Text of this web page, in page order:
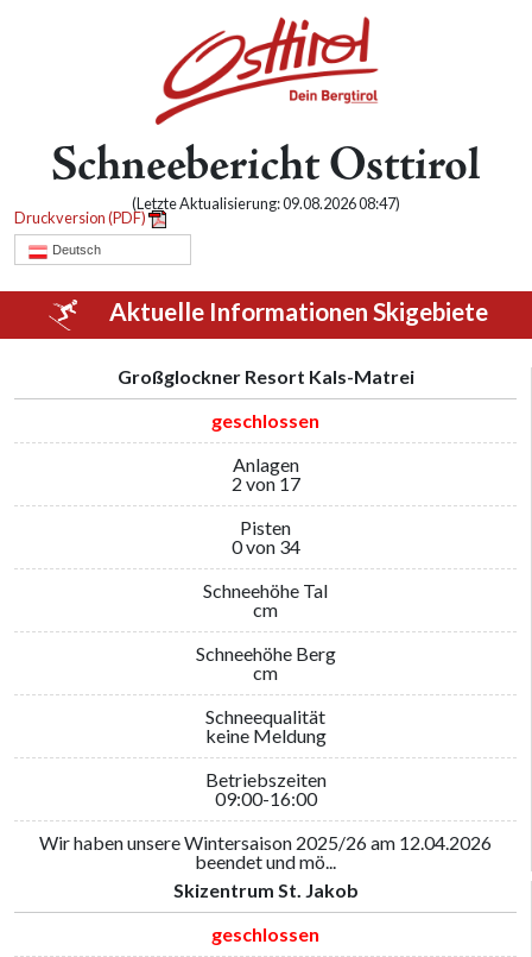
Schneebericht Osttirol
(Letzte Aktualisierung: 09.08.2026 08:47)
Druckversion (PDF)
Deutsch
Aktuelle Informationen Skigebiete
Großglockner Resort Kals-Matrei
geschlossen
Anlagen
2 von 17
Pisten
0 von 34
Schneehöhe Tal
cm
Schneehöhe Berg
cm
Schneequalität
keine Meldung
Betriebszeiten
09:00-16:00
Wir haben unsere Wintersaison 2025/26 am 12.04.2026
beendet und mö...
Skizentrum St. Jakob
geschlossen